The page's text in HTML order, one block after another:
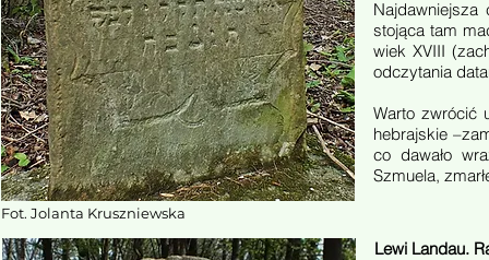
stojąca tam
wiek XVIII
odczytania
Warto zwrócić
hebrajskie
co dawało
Szmuela,
Fot. Jolanta Kruszniewska
Lewi Landau.